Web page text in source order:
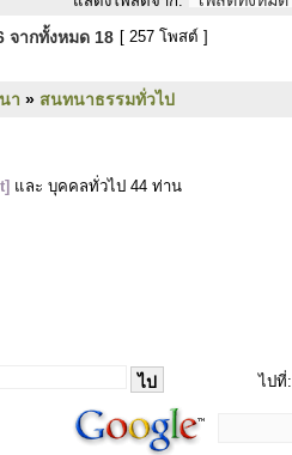
จากทั้งหมด 18 [ 257 โพสต์ ]
า » สนทนาธรรมทั่วไป
และ บุคคลทั่วไป 44 ท่าน
ไปที่: